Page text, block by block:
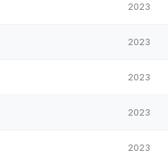
2023
2023
2023
2023
2023